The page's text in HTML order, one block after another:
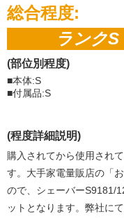
総合程度:
ランクS
(部位別程度)
■本体:S
■付属品:S
(程度詳細説明)
購入されてから使用され
す。大手家電量販店の「
ので、シェーバーS9181/
ットとなります。弊社に